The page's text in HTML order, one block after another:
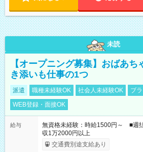
未読
【オープニング募集】おばあち
き添いも仕事の1つ
派遣 職種未経験OK 社会人未経験OK
ブ
WEB登録・面接OK
給与
無資格未経験：時給1500円～ ■
収1万2000円以上
交通費別途支給あり